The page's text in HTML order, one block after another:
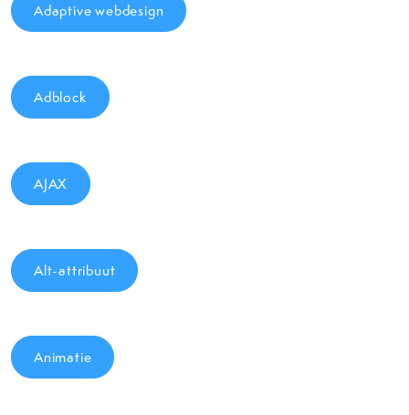
Adaptive webdesign
Adblock
AJAX
Alt-attribuut
Animatie